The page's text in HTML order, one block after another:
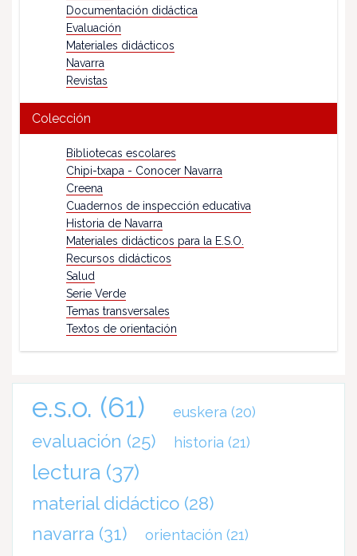
Documentación didáctica
Evaluación
Materiales didácticos
Navarra
Revistas
Colección
Bibliotecas escolares
Chipi-txapa - Conocer Navarra
Creena
Cuadernos de inspección educativa
Historia de Navarra
Materiales didácticos para la E.S.O.
Recursos didácticos
Salud
Serie Verde
Temas transversales
Textos de orientación
e.s.o. (61) euskera (20)
evaluación (25) historia (21)
lectura (37)
material didáctico (28)
navarra (31) orientación (21)